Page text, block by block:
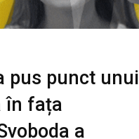
pus punct unui
în fața
a